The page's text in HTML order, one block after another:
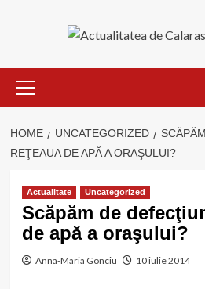
Menu
HOME UNCATEGORIZED
REŢEAUA DE APĂ A ORAŞULUI?
Actualitate Uncategorized
Scăpăm de
de apă a oraşului?
Anna-Maria Gonciu 10 iulie 2014